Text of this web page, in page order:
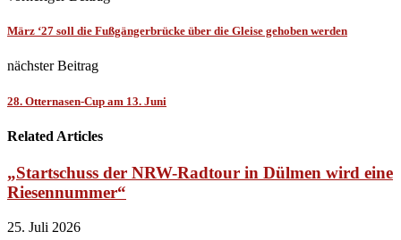
März ‘27 soll die Fußgängerbrücke über die Gleise gehoben werden
nächster Beitrag
28. Otternasen-Cup am 13. Juni
Related Articles
„Startschuss der NRW-Radtour in Dülmen wird eine
Riesennummer“
25. Juli 2026